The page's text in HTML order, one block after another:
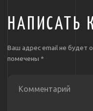
НАПИСАТЬ
Ваш адрес email не будет
помечены *